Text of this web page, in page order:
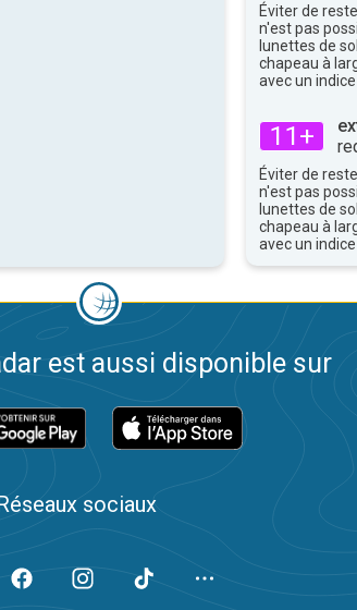
Éviter de
n'est pas
lunettes de
chapeau à
avec un
11+
Éviter de
n'est pas
lunettes de
chapeau à
avec un
est aussi disponible sur
sociaux